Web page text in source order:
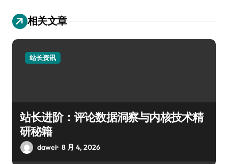
相关文章
站长资讯
站长进阶：评论数据洞察与内核技术精
研秘籍
dawei 8 月 4, 2026